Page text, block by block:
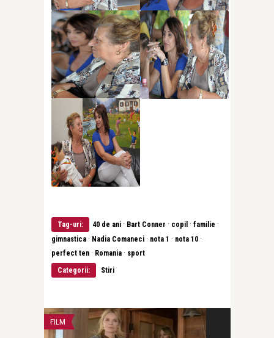
Tag-uri: 40 de ani · Bart Conner · copil · familie ·
gimnastica · Nadia Comaneci · nota 1 · nota 10 ·
perfect ten · Romania · sport
Categorii:
Stiri
FILM